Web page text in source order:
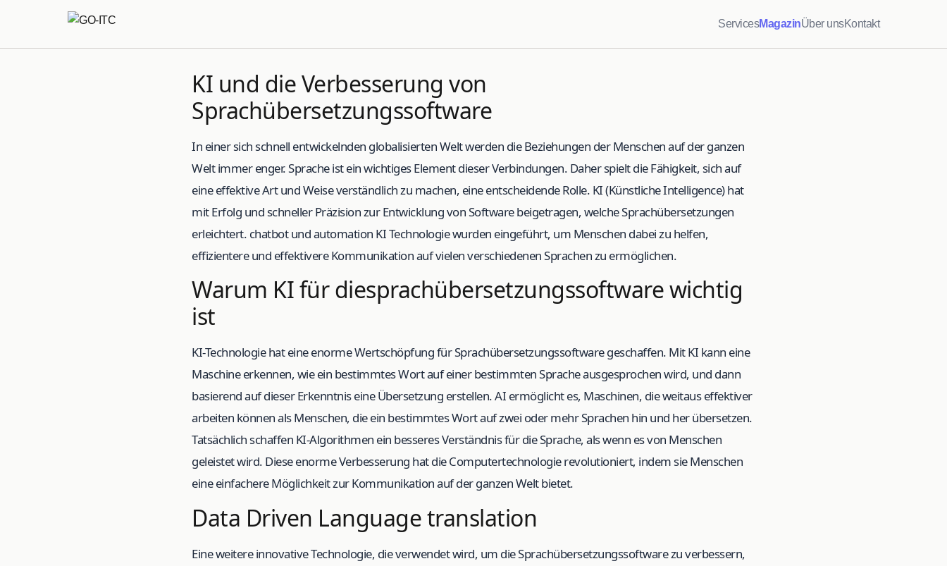
ServicesMagazinÜber unsKontakt
KI und die Verbesserung von
Sprachübersetzungssoftware
In einer sich schnell entwickelnden globalisierten Welt werden die Beziehungen der Menschen auf der ganzen
Welt immer enger. Sprache ist ein wichtiges Element dieser Verbindungen. Daher spielt die Fähigkeit, sich auf
eine effektive Art und Weise verständlich zu machen, eine entscheidende Rolle. KI (Künstliche Intelligence) hat
mit Erfolg und schneller Präzision zur Entwicklung von Software beigetragen, welche Sprachübersetzungen
erleichtert. chatbot und automation KI Technologie wurden eingeführt, um Menschen dabei zu helfen,
effizientere und effektivere Kommunikation auf vielen verschiedenen Sprachen zu ermöglichen.
Warum KI für diesprachübersetzungssoftware wichtig
ist
KI-Technologie hat eine enorme Wertschöpfung für Sprachübersetzungssoftware geschaffen. Mit KI kann eine
Maschine erkennen, wie ein bestimmtes Wort auf einer bestimmten Sprache ausgesprochen wird, und dann
basierend auf dieser Erkenntnis eine Übersetzung erstellen. AI ermöglicht es, Maschinen, die weitaus effektiver
arbeiten können als Menschen, die ein bestimmtes Wort auf zwei oder mehr Sprachen hin und her übersetzen.
Tatsächlich schaffen KI-Algorithmen ein besseres Verständnis für die Sprache, als wenn es von Menschen
geleistet wird. Diese enorme Verbesserung hat die Computertechnologie revolutioniert, indem sie Menschen
eine einfachere Möglichkeit zur Kommunikation auf der ganzen Welt bietet.
Data Driven Language translation
Eine weitere innovative Technologie, die verwendet wird, um die Sprachübersetzungssoftware zu verbessern,